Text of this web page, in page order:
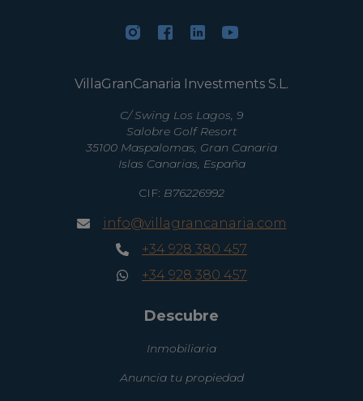
VillaGranCanaria Investments S.L.
C/ Swing Los Lagos, 9
Salobre Golf Resort
35100 Maspalomas, Gran Canaria
Islas Canarias, España
CIF: B76226992
info@villagrancanaria.com
+34 928 380 457
+34 928 380 457
Descubre
Inmobiliaria
Anuncia tu propiedad